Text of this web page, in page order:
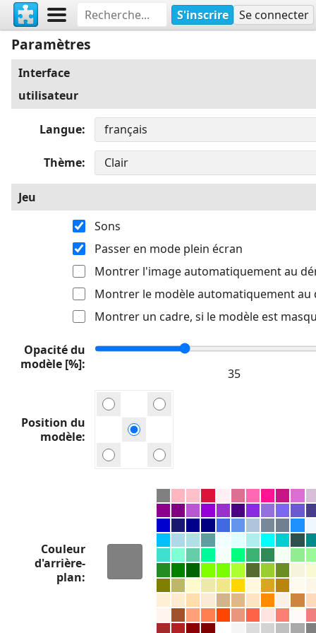
S'inscrire Se connecter
Paramètres
Interface
utilisateur
Langue
Thème
Jeu
Sons
Passer en mode plein écran
Montrer l'image automatiquement au
Montrer le modèle automatiquement au
Montrer un cadre, si le modèle est
Opacité du
modèle [%]
Position du
modèle
Couleur
d'arrière-
plan